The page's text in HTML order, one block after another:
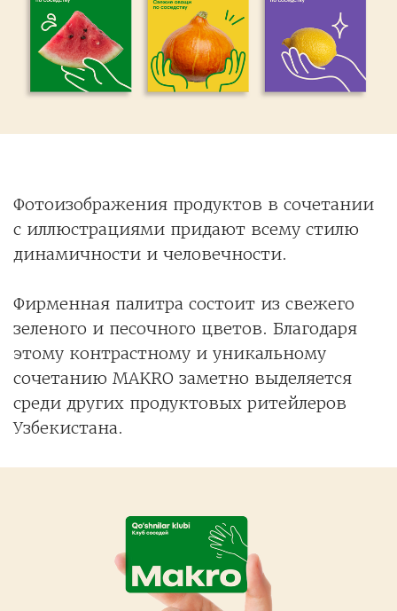
Фотоизображения продуктов в сочетании
с иллюстрациями придают всему стилю
динамичности и человечности.
Фирменная палитра состоит из свежего
зеленого и песочного цветов. Благодаря
этому контрастному и уникальному
сочетанию MAKRO заметно выделяется
среди других продуктовых ритейлеров
Узбекистана.